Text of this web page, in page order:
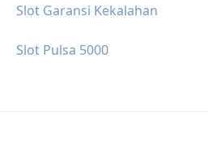
Slot Garansi Kekalahan
Slot Pulsa 5000